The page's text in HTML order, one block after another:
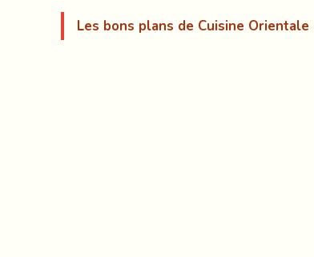
Les bons plans de Cuisine Orientale